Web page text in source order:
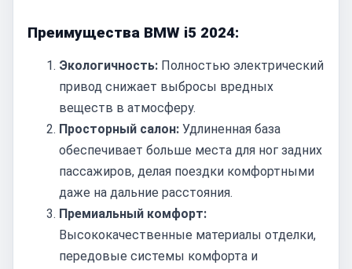
Преимущества BMW i5 2024:
Экологичность: Полностью электрический
привод снижает выбросы вредных
веществ в атмосферу.
Просторный салон: Удлиненная база
обеспечивает больше места для ног задних
пассажиров, делая поездки комфортными
даже на дальние расстояния.
Премиальный комфорт:
Высококачественные материалы отделки,
передовые системы комфорта и